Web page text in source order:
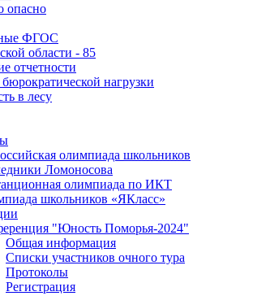
опасно
ФГОС
области - 85
отчетности
нагрузки
в лесу
олимпиада школьников
Ломоносова
олимпиада по ИКТ
школьников «ЯКласс»
"Юность Поморья-2024"
Общая информация
Списки участников очного тура
Протоколы
Регистрация